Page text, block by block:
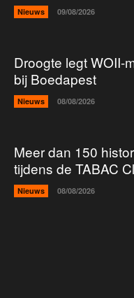
Nieuws 09/08/2026
Droogte legt WOII-
bij Boedapest
Nieuws 08/08/2026
Meer dan 150
tijdens de TABAC
Nieuws 08/08/2026